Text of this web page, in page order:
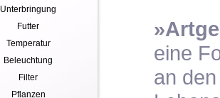
Unterbringung
Futter
Temperatur
Beleuchtung
Filter
Pflanzen
eine
an